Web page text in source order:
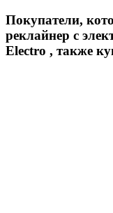
Покупатели,
реклайнер с
Electro , также